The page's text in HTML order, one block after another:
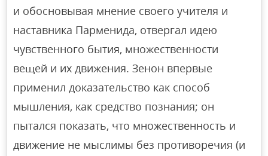
и обосновывая мнение своего учителя и
наставника Парменида, отвергал идею
чувственного бытия, множественности
вещей и их движения. Зенон впервые
применил доказательство как способ
мышления, как средство познания; он
пытался показать, что множественность и
движение не мыслимы без противоречия (и